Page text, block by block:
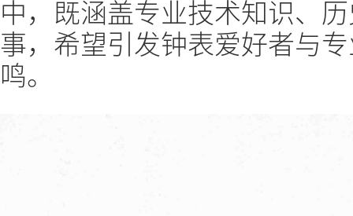
中，既涵盖专业技术知识、
事，希望引发钟表爱好者与
鸣。